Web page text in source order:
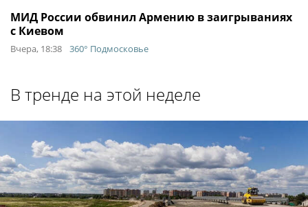
МИД России обвинил Армению в заигрываниях
с Киевом
Вчера, 18:38 360° Подмосковье
В тренде на этой неделе